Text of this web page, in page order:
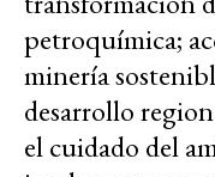
petroquímica;
minería
desarrollo
el cuidado del